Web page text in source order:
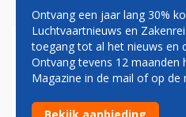
MATHIEU
MAARTEN
OPERATIONEEL
Ontvang een jaar lang 30%
Luchtvaartnieuws en
toegang tot al het nieuws en
Ontvang tevens 12 maanden
Magazine in de mail of op de